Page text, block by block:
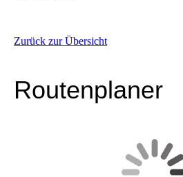
Zurück zur Übersicht
Routenplaner